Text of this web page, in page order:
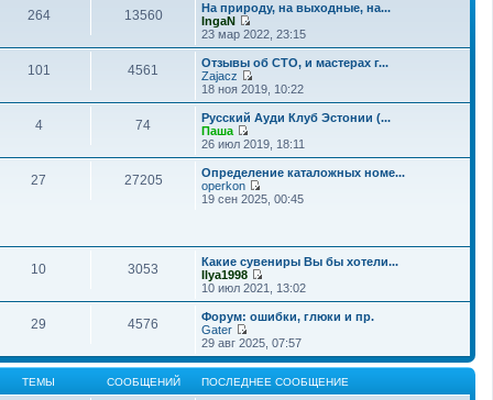
264 13560
На природу, на выходные, на...
IngaN
П
е
р
е
й
т
и
к
п
о
л
е
д
с
о
о
щ
н
и
23 мар 2022, 23:15
101 4561
Отзывы об СТО, и мастерах г...
Zajacz
П
е
р
е
й
т
к
п
о
е
д
н
е
с
о
о
б
щ
е
18 ноя 2019, 10:22
4 74
Русский Ауди Клуб Эстонии (...
Паша
П
е
р
е
й
т
п
о
с
л
е
д
е
у
с
о
26 июл 2019, 18:11
27 27205
Определение каталожных номе...
operkon
П
й
т
и
к
п
о
л
е
д
н
е
19 сен 2025, 00:45
10 3053
Какие сувениры Вы бы хотели...
Ilya1998
П
е
р
е
й
т
и
к
10 июл 2021, 13:02
29 4576
Форум: ошибки, глюки и пр.
Gater
П
е
р
е
й
29 авг 2025, 07:57
ТЕМЫ СООБЩЕНИЙ ПОСЛЕДНЕЕ СООБЩЕНИЕ